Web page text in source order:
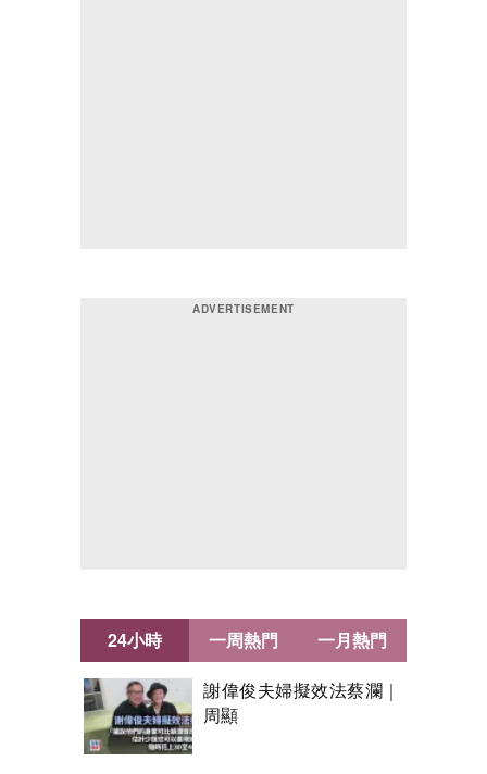
24小時
謝偉俊夫婦擬效法蔡瀾｜
周顯
一周熱門 一月熱門